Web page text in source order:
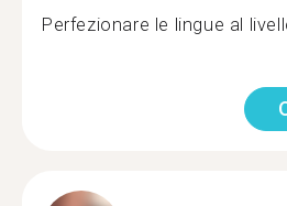
Perfezionare le lingue al